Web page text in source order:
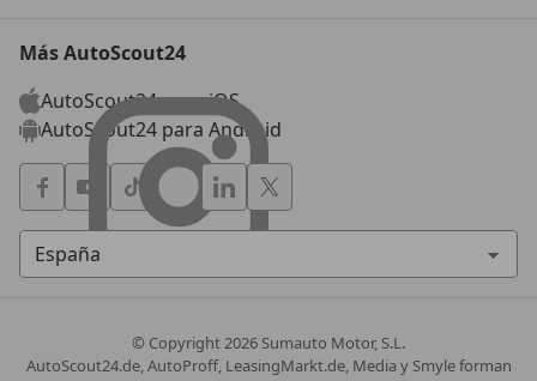
Más AutoScout24
AutoScout24 para iOS
AutoScout24 para Android
© Copyright2026 Sumauto Motor, S.L.
AutoScout24.de, AutoProff, LeasingMarkt.de, Media y Smyle forman